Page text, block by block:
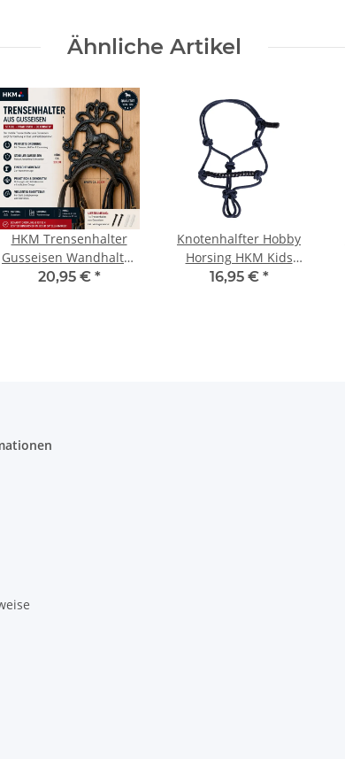
Ähnliche Artikel
HKM Trensenhalter
Gusseisen Wandhalter
Trense Zaumhalter
20,95 € *
Knotenhalfter Hobby
Horsing HKM Kids
Steckenpferd Halfter
16,95 € *